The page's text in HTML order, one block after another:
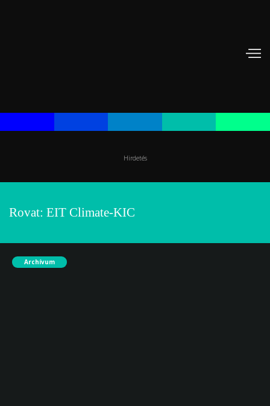
Hirdetés
Rovat: EIT Climate-KIC
Archívum